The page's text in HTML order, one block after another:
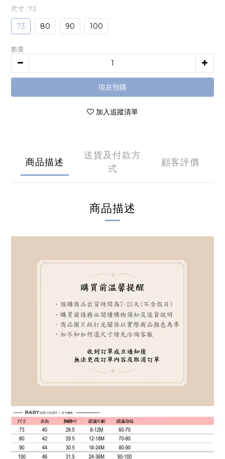
尺寸 : 73
73 80 90 100
數量
現在預購
加入追蹤清單
商品描述
送貨及付款方
式
顧客評價
商品描述